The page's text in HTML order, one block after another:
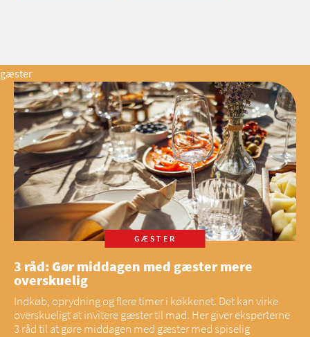
gæster
GÆSTER
3 råd: Gør middagen med gæster mere
overskuelig
Indkøb, oprydning og flere timer i køkkenet. Det kan virke
overskueligt at invitere gæster til mad. Her giver eksperterne
3 råd til at gøre middagen med gæster med spiselig